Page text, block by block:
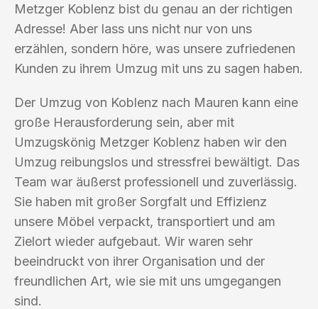
Metzger Koblenz bist du genau an der richtigen
Adresse! Aber lass uns nicht nur von uns
erzählen, sondern höre, was unsere zufriedenen
Kunden zu ihrem Umzug mit uns zu sagen haben.
Der Umzug von Koblenz nach Mauren kann eine
große Herausforderung sein, aber mit
Umzugskönig Metzger Koblenz haben wir den
Umzug reibungslos und stressfrei bewältigt. Das
Team war äußerst professionell und zuverlässig.
Sie haben mit großer Sorgfalt und Effizienz
unsere Möbel verpackt, transportiert und am
Zielort wieder aufgebaut. Wir waren sehr
beeindruckt von ihrer Organisation und der
freundlichen Art, wie sie mit uns umgegangen
sind.